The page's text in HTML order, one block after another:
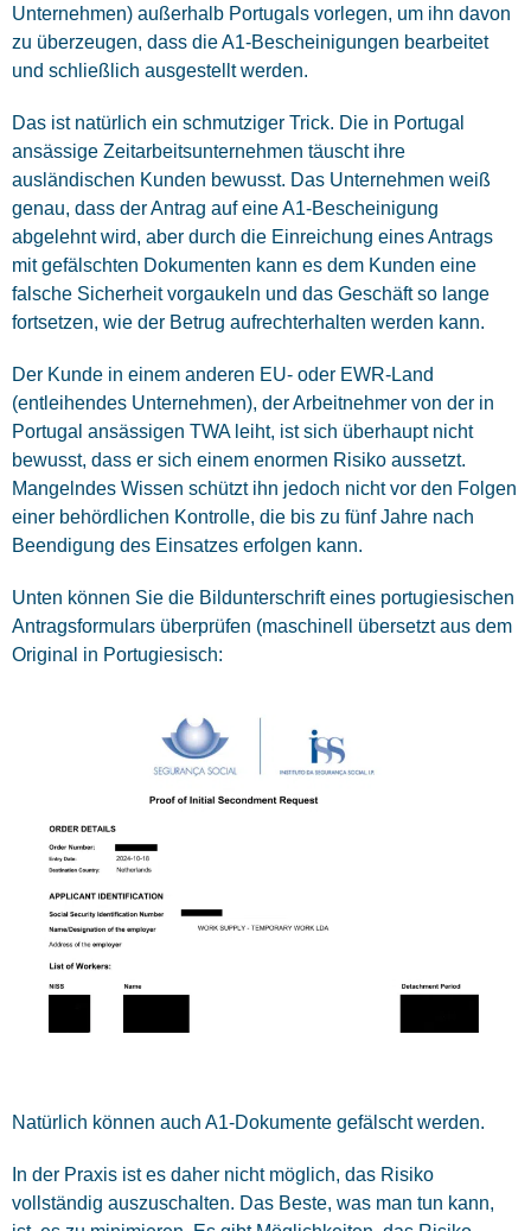
Unternehmen) außerhalb Portugals vorlegen, um ihn davon
zu überzeugen, dass die A1-Bescheinigungen bearbeitet
und schließlich ausgestellt werden.
Das ist natürlich ein schmutziger Trick. Die in Portugal
ansässige Zeitarbeitsunternehmen täuscht ihre
ausländischen Kunden bewusst. Das Unternehmen weiß
genau, dass der Antrag auf eine A1-Bescheinigung
abgelehnt wird, aber durch die Einreichung eines Antrags
mit gefälschten Dokumenten kann es dem Kunden eine
falsche Sicherheit vorgaukeln und das Geschäft so lange
fortsetzen, wie der Betrug aufrechterhalten werden kann.
Der Kunde in einem anderen EU- oder EWR-Land
(entleihendes Unternehmen), der Arbeitnehmer von der in
Portugal ansässigen TWA leiht, ist sich überhaupt nicht
bewusst, dass er sich einem enormen Risiko aussetzt.
Mangelndes Wissen schützt ihn jedoch nicht vor den Folgen
einer behördlichen Kontrolle, die bis zu fünf Jahre nach
Beendigung des Einsatzes erfolgen kann.
Unten können Sie die Bildunterschrift eines portugiesischen
Antragsformulars überprüfen (maschinell übersetzt aus dem
Original in Portugiesisch:
Natürlich können auch A1-Dokumente gefälscht werden.
In der Praxis ist es daher nicht möglich, das Risiko
vollständig auszuschalten. Das Beste, was man tun kann,